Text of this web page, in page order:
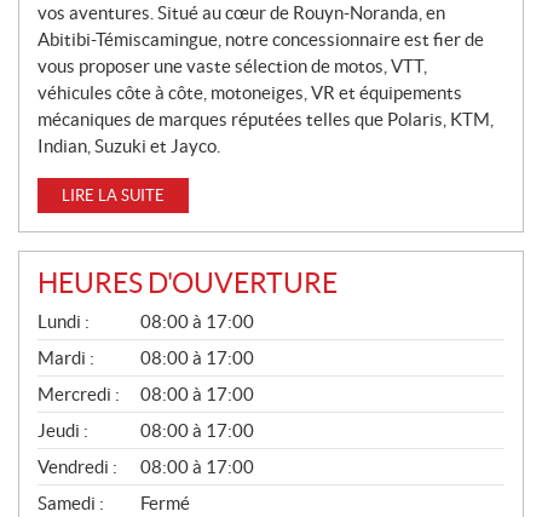
L
E
S
vos aventures. Situé au cœur de Rouyn-Noranda, en
Abitibi-Témiscamingue, notre concessionnaire est fier de
vous proposer une vaste sélection de motos, VTT,
véhicules côte à côte, motoneiges, VR et équipements
mécaniques de marques réputées telles que Polaris, KTM,
Indian, Suzuki et Jayco.
LIRE LA SUITE
HEURES D'OUVERTURE
G
É
N
É
R
A
L
Lundi :
08:00 à 17:00
Mardi :
08:00 à 17:00
Mercredi :
08:00 à 17:00
Jeudi :
08:00 à 17:00
Vendredi :
08:00 à 17:00
Samedi :
Fermé